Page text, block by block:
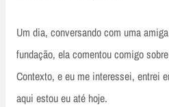
Um dia, conversando com uma
fundação, ela comentou comigo
Contexto, e eu me interessei, entrei
aqui estou eu até hoje.